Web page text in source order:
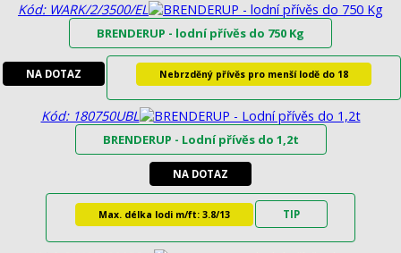
Kód: WARK/2/3500/EL
BRENDERUP - lodní přívěs do 750 Kg
NA DOTAZ Nebrzděný přívěs pro menší lodě do 18
Kód: 180750UBL
BRENDERUP - Lodní přívěs do 1,2t
NA DOTAZ
Max. délka lodi m/ft: 3.8/13 TIP